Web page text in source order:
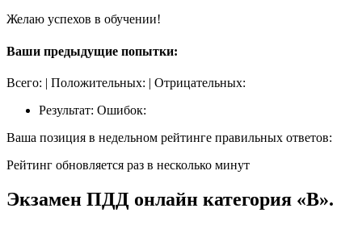
Желаю успехов в обучении!
Ваши предыдущие попытки:
Всего: | Положительных: | Отрицательных:
Результат: Ошибок:
Ваша позиция в недельном рейтинге правильных ответов:
Рейтинг обновляется раз в несколько минут
Экзамен ПДД онлайн категория «B».